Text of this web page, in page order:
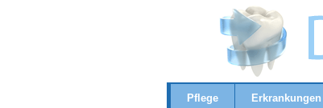
Pflege Erkrankungen